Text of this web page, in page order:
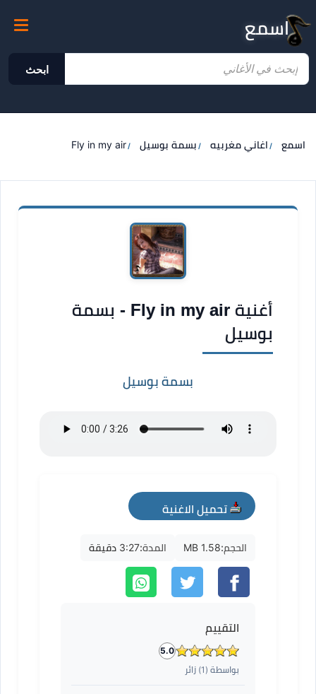
اسمع
ابحث
اسمع اغاني مغربيه بسمة بوسيل Fly in my air
أغنية Fly in my air - بسمة
بوسيل
بسمة بوسيل
تحميل الاغنية
mp3
الحجم:1.58 MB المدة:3:27 دقيقة
التقييم
5.0
بواسطة ( 1) زائر